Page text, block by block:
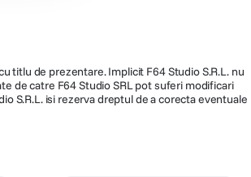
titlu de prezentare. Implicit F64 Studio S.R.L. nu
de catre F64 Studio SRL pot suferi modificari
S.R.L. isi rezerva dreptul de a corecta eventuale